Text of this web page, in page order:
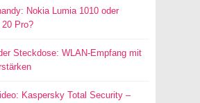
Nokia Lumia 1010 oder
20 Pro?
Steckdose: WLAN-Empfang mit
Kaspersky Total Security –